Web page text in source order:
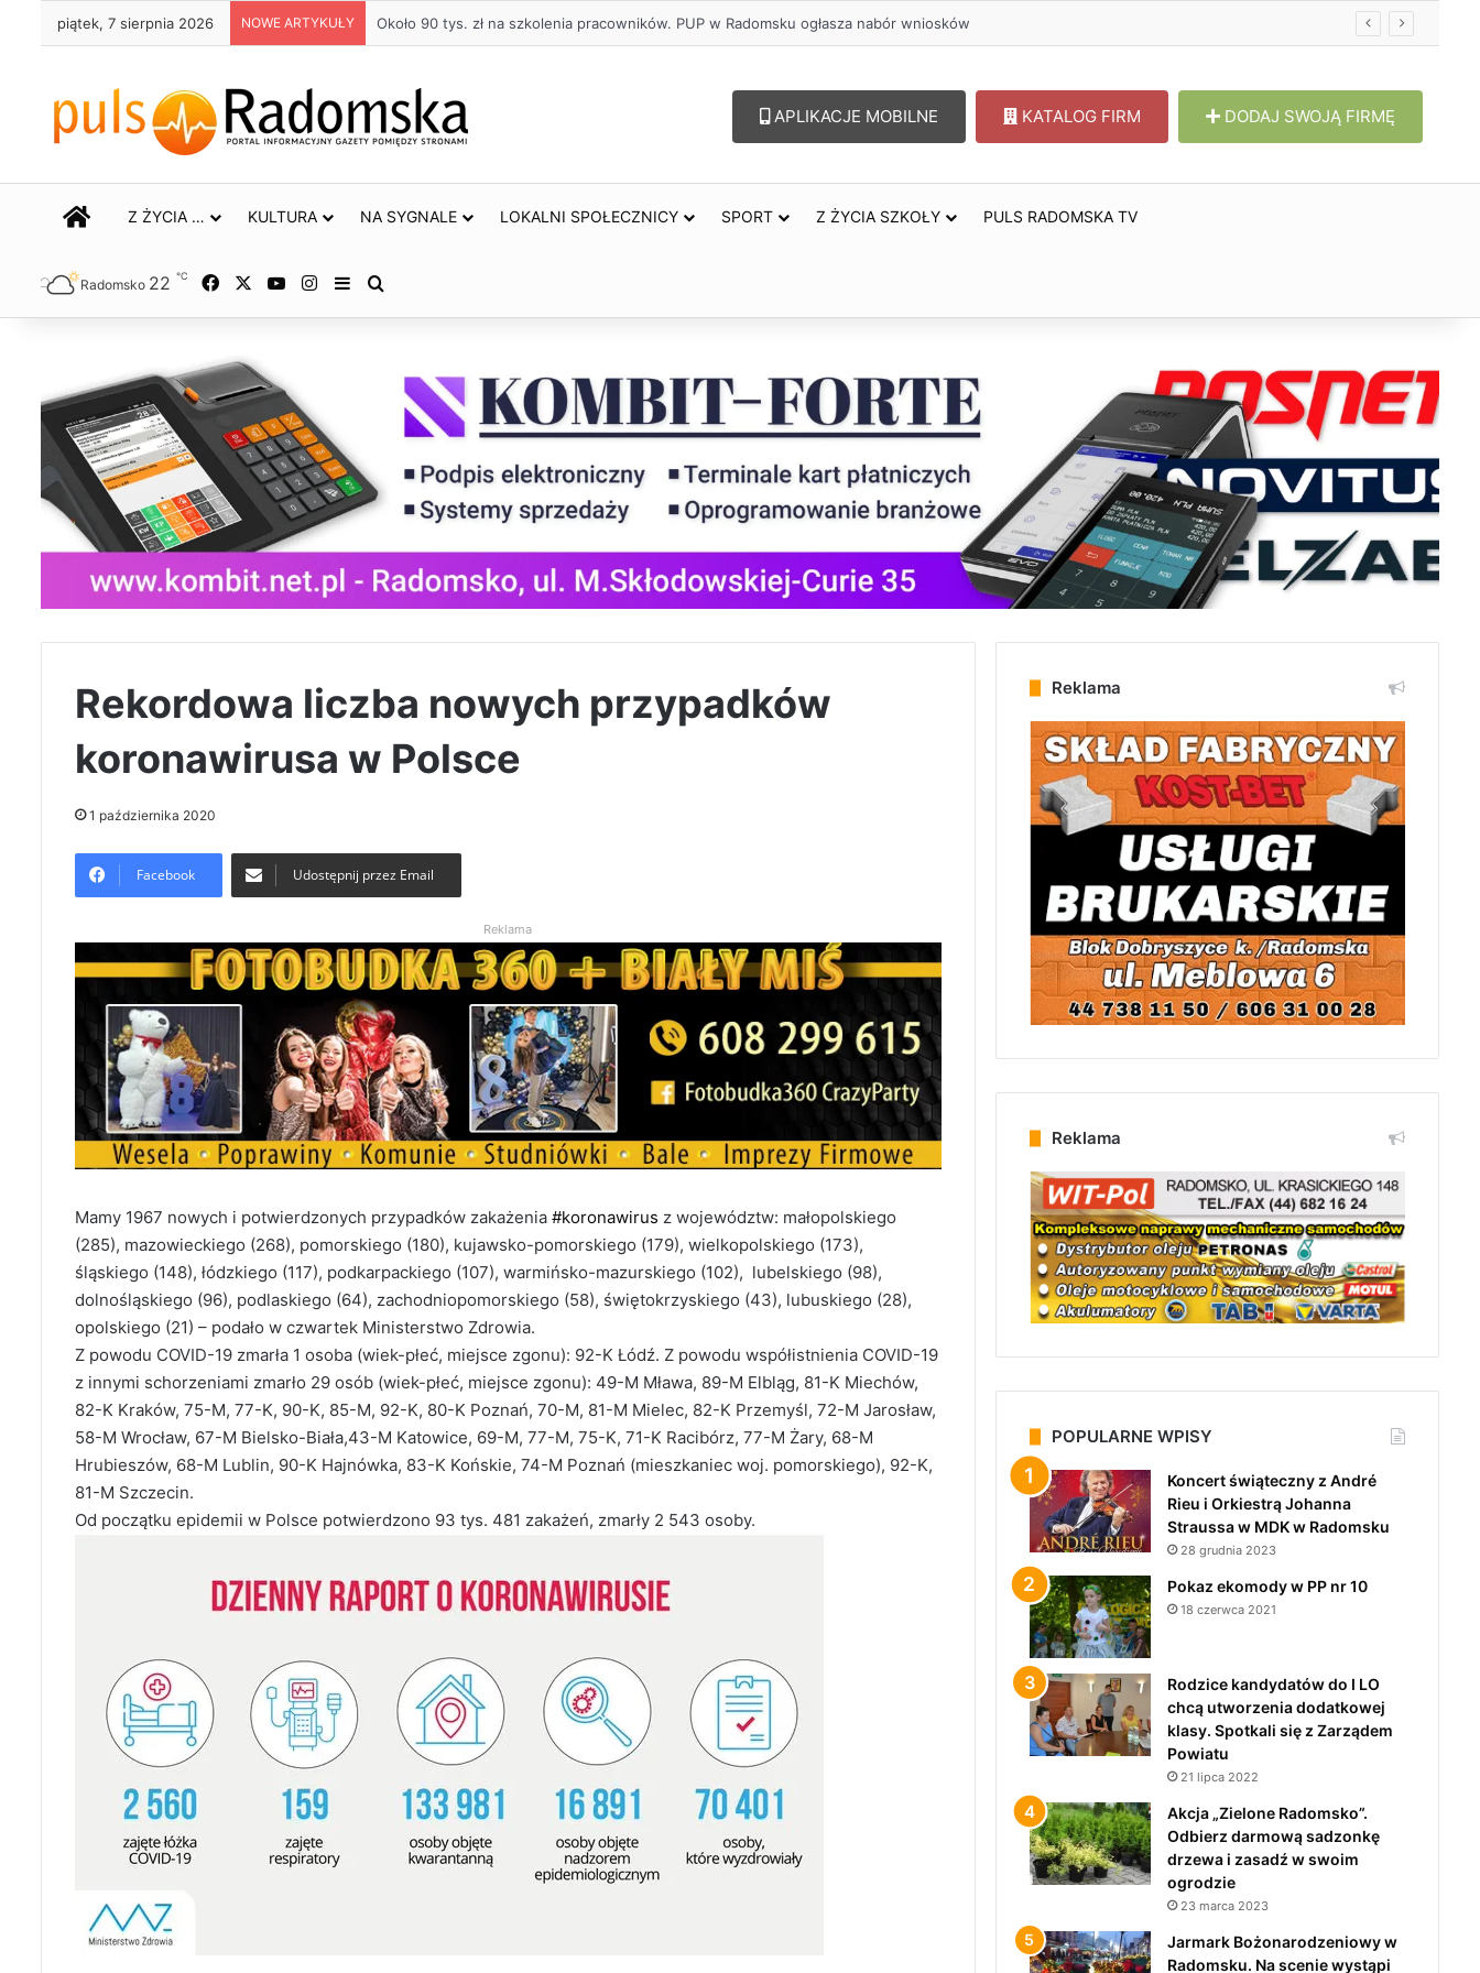
piątek, 7 sierpnia 2026 NOWE ARTYKUŁY Życie bez alkoholu – lepszy wybór. Radomsko włącza się w Miesiąc Trzeźwości
APLIKACJE MOBILNE KATALOG FIRM DODAJ SWOJĄ FIRMĘ
STRONA GŁÓWNA
Z ŻYCIA … KULTURA NA SYGNALE LOKALNI SPOŁECZNICY SPORT Z ŻYCIA SZKOŁY PULS RADOMSKA TV
Radomsko 22 ℃ Facebook YouTubeInstagram
Sidebar
Rekordowa liczba nowych przypadków
koronawirusa w Polsce
1 października 2020
Facebook Udostępnij przez Email
Reklama
Mamy 1967 nowych i potwierdzonych przypadków zakażenia #koronawirus z województw: małopolskiego
(285), mazowieckiego (268), pomorskiego (180), kujawsko-pomorskiego (179), wielkopolskiego (173),
śląskiego (148), łódzkiego (117), podkarpackiego (107), warmińsko-mazurskiego (102), lubelskiego (98),
dolnośląskiego (96), podlaskiego (64), zachodniopomorskiego (58), świętokrzyskiego (43), lubuskiego (28),
opolskiego (21) – podało w czwartek Ministerstwo Zdrowia.
Z powodu COVID-19 zmarła 1 osoba (wiek-płeć, miejsce zgonu): 92-K Łódź. Z powodu współistnienia COVID-19
z innymi schorzeniami zmarło 29 osób (wiek-płeć, miejsce zgonu): 49-M Mława, 89-M Elbląg, 81-K Miechów,
82-K Kraków, 75-M, 77-K, 90-K, 85-M, 92-K, 80-K Poznań, 70-M, 81-M Mielec, 82-K Przemyśl, 72-M Jarosław,
58-M Wrocław, 67-M Bielsko-Biała,43-M Katowice, 69-M, 77-M, 75-K, 71-K Racibórz, 77-M Żary, 68-M
Hrubieszów, 68-M Lublin, 90-K Hajnówka, 83-K Końskie, 74-M Poznań (mieszkaniec woj. pomorskiego), 92-K,
81-M Szczecin.
Od początku epidemii w Polsce potwierdzono 93 tys. 481 zakażeń, zmarły 2 543 osoby.
Reklama
Reklama
POPULARNE WPISY
Koncert świąteczny z André
Rieu i Orkiestrą Johanna
Straussa w MDK w Radomsku
28 grudnia 2023
Pokaz ekomody w PP nr 10
18 czerwca 2021
Rodzice kandydatów do I LO
chcą utworzenia dodatkowej
klasy. Spotkali się z Zarządem
Powiatu
21 lipca 2022
Akcja „Zielone Radomsko”.
Odbierz darmową sadzonkę
drzewa i zasadź w swoim
ogrodzie
23 marca 2023
Jarmark Bożonarodzeniowy w
Radomsku. Na scenie wystąpi